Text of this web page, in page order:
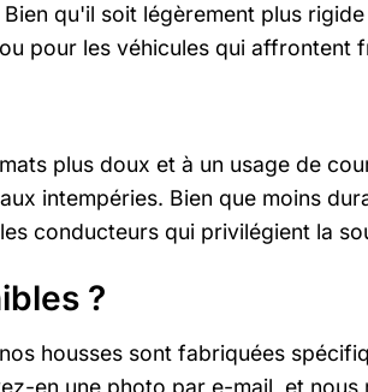
qu'il soit légèrement plus
pour les véhicules qui affrontent
plus doux et à un usage de
intempéries. Bien que moins
conducteurs qui privilégient la
?
housses sont fabriquées
en une photo par e-mail, et nous